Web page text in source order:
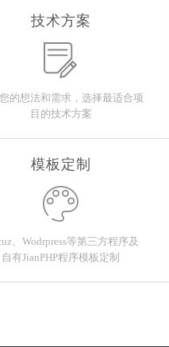
技术方案
的想法和需求，选择最适合项
目的技术方案
模板定制
、Wodrpress等第三方程序及
自有JianPHP程序模板定制